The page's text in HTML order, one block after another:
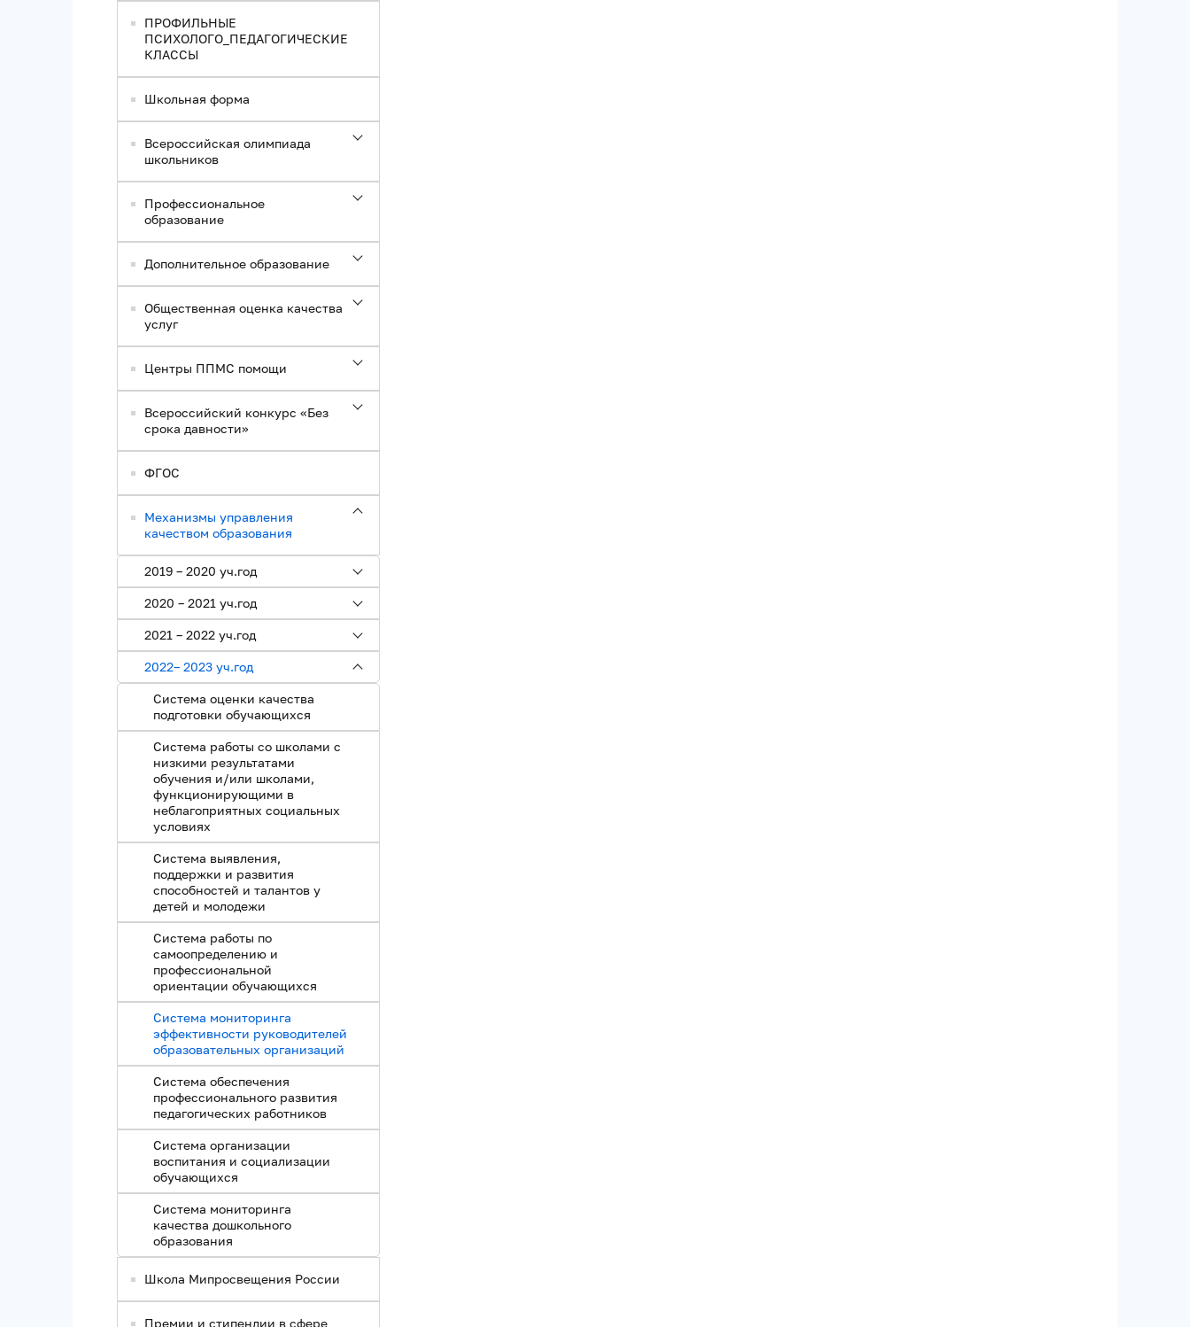
ПРОФИЛЬНЫЕ
ПСИХОЛОГО_ПЕДАГОГИЧЕСКИЕ
КЛАССЫ
Школьная форма
Всероссийская олимпиада
школьников
Профессиональное
образование
Дополнительное образование
Общественная оценка качества
услуг
Центры ППМС помощи
Всероссийский конкурс «Без
срока давности»
ФГОС
Механизмы управления
качеством образования
2019 – 2020 уч.год
2020 – 2021 уч.год
2021 – 2022 уч.год
2022– 2023 уч.год
Система оценки качества
подготовки обучающихся
Система работы со школами с
низкими результатами
обучения и/или школами,
функционирующими в
неблагоприятных социальных
условиях
Система выявления,
поддержки и развития
способностей и талантов у
детей и молодежи
Система работы по
самоопределению и
профессиональной
ориентации обучающихся
Система мониторинга
эффективности руководителей
образовательных организаций
Система обеспечения
профессионального развития
педагогических работников
Система организации
воспитания и социализации
обучающихся
Система мониторинга
качества дошкольного
образования
Школа Мипросвещения России
Премии и стипендии в сфере